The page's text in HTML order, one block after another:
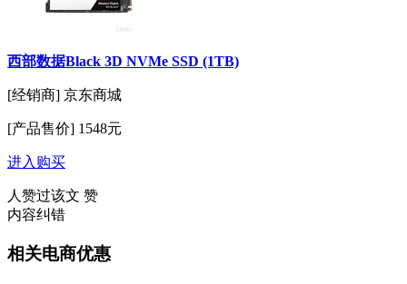
西部数据Black 3D NVMe SSD (1TB)
[经销商] 京东商城
[产品售价] 1548元
进入购买
人赞过该文 赞
内容纠错
相关电商优惠